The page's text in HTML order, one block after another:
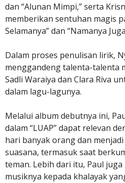
dan “Alunan Mimpi,” serta
memberikan sentuhan magis
Selamanya” dan “Namanya
Dalam proses penulisan lirik,
menggandeng talenta-talenta
Sadli Waraiya dan Clara Riva
dalam lagu-lagunya.
Melalui album debutnya ini,
dalam “LUAP” dapat relevan
hari banyak orang dan
suasana, termasuk saat
teman. Lebih dari itu, Paul
musiknya kepada khalayak